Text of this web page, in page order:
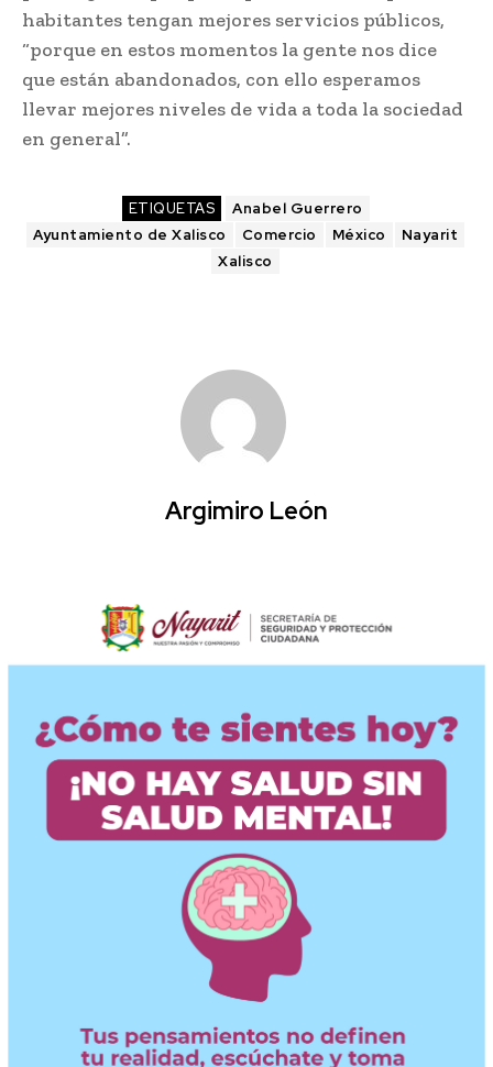
habitantes tengan mejores servicios públicos,
“porque en estos momentos la gente nos dice
que están abandonados, con ello esperamos
llevar mejores niveles de vida a toda la sociedad
en general”.
ETIQUETAS
Anabel Guerrero
Ayuntamiento de Xalisco
Comercio México
Nayarit
Xalisco
Argimiro León